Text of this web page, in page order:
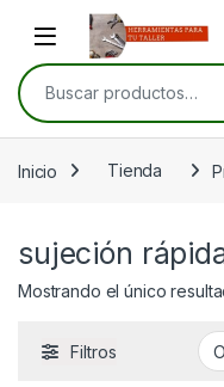
Skip to navigation
Skip to content
Open
Buscar por:
Inicio Tienda
sujeción
Mostrando el único
Filtros